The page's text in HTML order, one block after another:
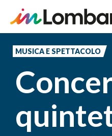
principale
MUSICA E SPETTACOLO